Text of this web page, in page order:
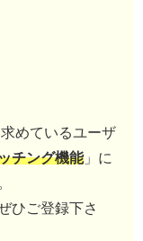
めているユーザ
チング機能」に
ひご登録下さ